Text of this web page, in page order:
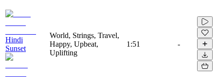
Hindi
Sunset
World, Strings, Travel,
Happy, Upbeat,
Uplifting
1:51 -